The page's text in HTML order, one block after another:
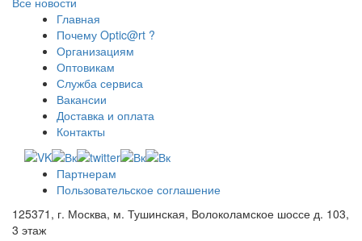
Главная
Почему Optic@rt ?
Организациям
Оптовикам
Служба сервиса
Вакансии
Доставка и оплата
Контакты
Партнерам
Пользовательское соглашение
125371, г. Москва, м. Тушинская, Волоколамское шоссе д. 103,
3 этаж